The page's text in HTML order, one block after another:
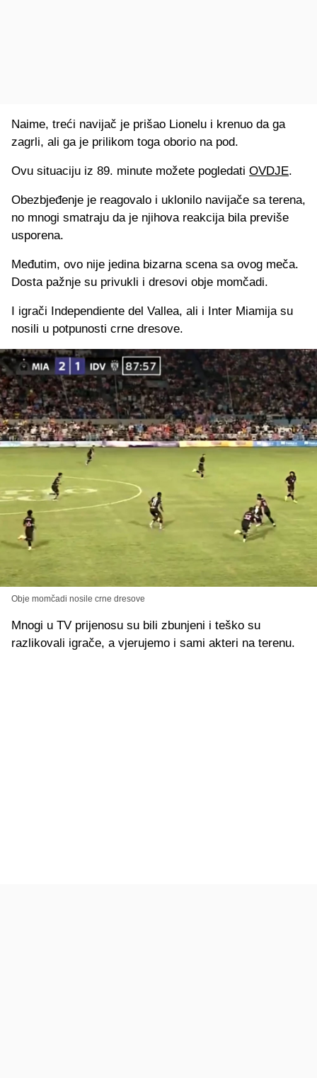
Naime, treći navijač je prišao Lionelu i krenuo da ga
zagrli, ali ga je prilikom toga oborio na pod.
Ovu situaciju iz 89. minute možete pogledati OVDJE.
Obezbjeđenje je reagovalo i uklonilo navijače sa terena,
no mnogi smatraju da je njihova reakcija bila previše
usporena.
Međutim, ovo nije jedina bizarna scena sa ovog meča.
Dosta pažnje su privukli i dresovi obje momčadi.
I igrači Independiente del Vallea, ali i Inter Miamija su
nosili u potpunosti crne dresove.
Obje momčadi nosile crne dresove
Mnogi u TV prijenosu su bili zbunjeni i teško su
razlikovali igrače, a vjerujemo i sami akteri na terenu.